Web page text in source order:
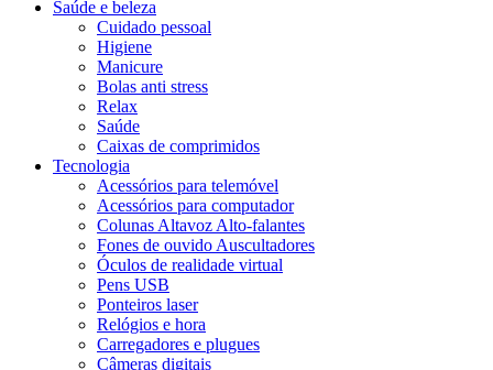
Saúde e beleza
Cuidado pessoal
Higiene
Manicure
Bolas anti stress
Relax
Saúde
Caixas de comprimidos
Tecnologia
Acessórios para telemóvel
Acessórios para computador
Colunas Altavoz Alto-falantes
Fones de ouvido Auscultadores
Óculos de realidade virtual
Pens USB
Ponteiros laser
Relógios e hora
Carregadores e plugues
Câmeras digitais